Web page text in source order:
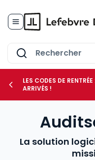
le sous-menu Vos
LES CODES DE
ARRIVÉS !
La solution